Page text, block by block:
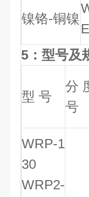
镍铬-铜镍
E
5：型号及
型 号
分
号
WRP-1
30
WRP2-